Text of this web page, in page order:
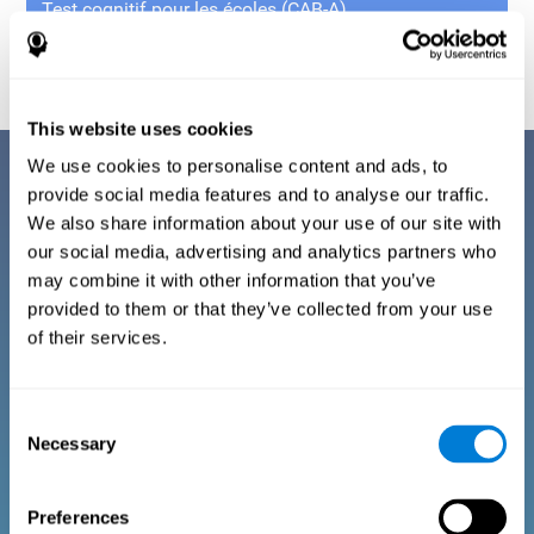
This website uses cookies
We use cookies to personalise content and ads, to
provide social media features and to analyse our traffic.
We also share information about your use of our site with
our social media, advertising and analytics partners who
may combine it with other information that you’ve
provided to them or that they’ve collected from your use
of their services.
Selection
Necessary
Preferences
Test cognitif pour les écoles (CAB-A)
Entraînement cognitif de
votre famille
La plateforme familiale de CogniFit consiste en un
entraînement cognitif à travers des jeux
rééducation cognitive. Grâce à des données
cognitives obtenues par des scores standardisés
familles de :